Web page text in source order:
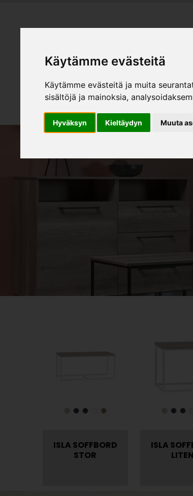
Käytämme evästeitä
Käytämme evästeitä ja muita
sisältöjä ja mainoksia,
Hyväksyn Kieltäydyn Muuta
ISLA SOFFBORD
STOR
ISLA
LITEN